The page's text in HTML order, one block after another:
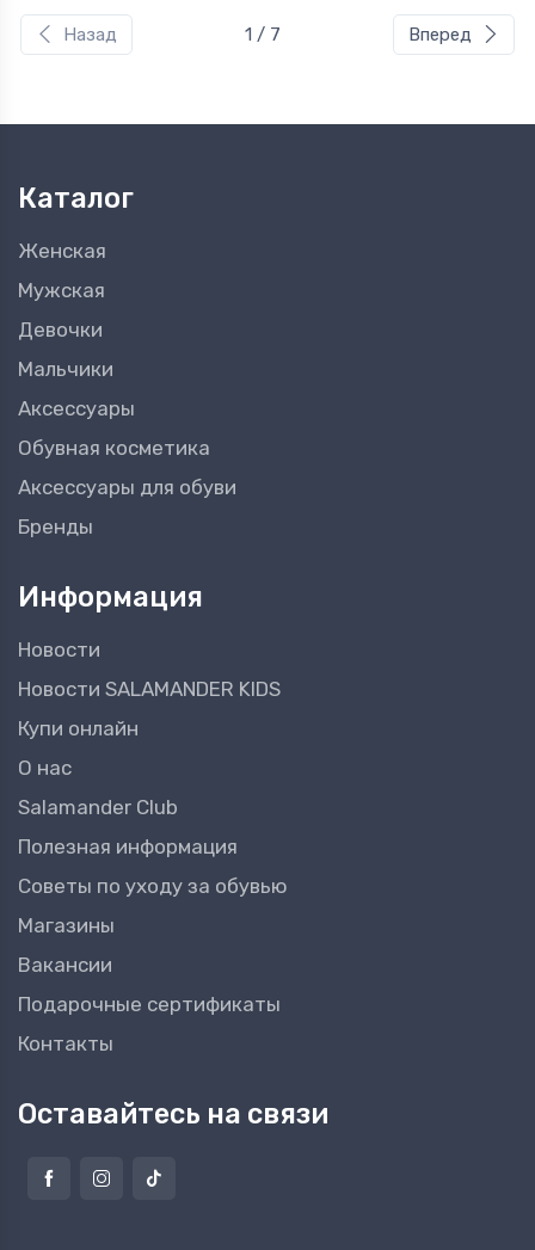
Назад 1 / 7 Вперед
Каталог
Женская
Мужская
Девочки
Мальчики
Аксессуары
Обувная косметика
Аксессуары для обуви
Бренды
Информация
Новости
Новости SALAMANDER KIDS
Купи онлайн
О нас
Salamander Club
Полезная информация
Советы по уходу за обувью
Магазины
Вакансии
Подарочные сертификаты
Контакты
Оставайтесь на связи